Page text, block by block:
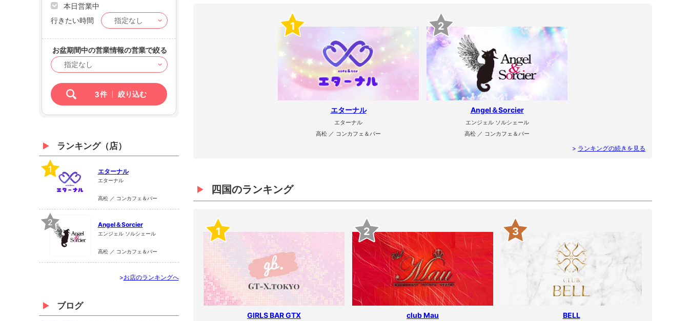
1
エターナル
エターナル
高松 ／ コンカフェ＆バー
2
Angel＆Sorcier
エンジェル ソルシェール
高松 ／ コンカフェ＆バー
> ランキングの続きを見る
四国のランキング
1
GIRLS BAR GTX
2
club Mau
3
BELL
本日営業中
行きたい時間
お盆期間中の営業情報の営業で絞る
3件 絞り込む
ランキング（店）
1 エターナル
エターナル
高松 ／ コンカフェ＆バー
2 Angel＆Sorcier
エンジェル ソルシェール
高松 ／ コンカフェ＆バー
>お店のランキングへ
ブログ